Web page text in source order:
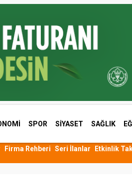
SPOR SİYASET SAĞLIK
Firma Rehberi Seri İlanlar
Etkinlik